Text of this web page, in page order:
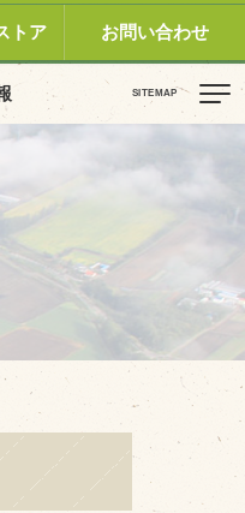
トア お問い合わせ